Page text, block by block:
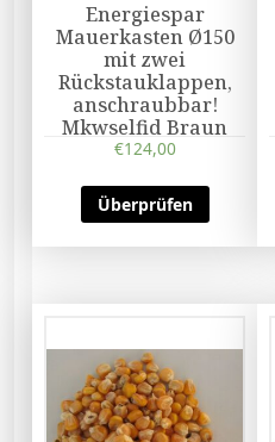
Energiespar
Mauerkasten Ø150
mit zwei
Rückstauklappen,
anschraubbar!
Mkwselfid Braun
€124,00
Überprüfen